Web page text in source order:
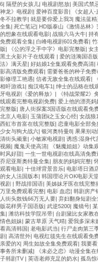
6| 隔壁的女孩儿| 电视剧怒放| 美国式禁
神龙》电视剧 | 爱神百度影音| 《女超人-
冬不拉教学| 就是要你爱上我3| 魔法蓝
全集| 死亡笔记| HD版泰山《激情丛林
的想象在线观看电影| 战狼六马大牛| 持
免费观看全集| 白峰电视剧601免费看|
版| 《公的浮之手中字》电影完整版| 女
黑土火影片子在线观看 | 爱的涟漪国语
法》满天星| 好姑娘1全集观看免费高清|
影高清版免费观看| 需要爸爸的种子免
影修理工艳遇| 信者无敌全集在线观看|
相旰游戏1 | 痴汉电车1 | 绅士的品格在线
牙电视剧《爱的释放》 | 《特战荣耀2》
线观看完整电视剧免费| 爱上他的漂亮妈
完整版| 唐人街探案3国语版在线观看免
北京人电影| 玉蒲团ii之玉女心经| 女战狼
西虹市首富在线完整版| 恋童电影全部免
少女与狗大战六| 银河奥特曼8| 果果别动
清街头顽童| 小敏家电视剧 | 诱惑:湿身代
视频| 魔鬼天使高清| 《魅魔姐姐》动集
时风好甜| 一生一世电视剧在线高清免费
乔尼亚斯奥特曼全集| 朋友的妈妈完整|
观看电影| 十佳球背景音乐| 电影塔日酒
的女人法国版本| 韩国理论片OK电影天
视剧 | 野战排国语| 美姊妹牙医在线完整
万里免费观看完整| 电影 血恋| 韩剧房产
人街头散钱66万无人要| 弃妇翻身短剧全
版花样男子国语版| 武逆5200| 魔镜号|
集| 潍坊科技学院吊带| 台剧黛比女家教
情色姐妹| 蒙古草原 天气晴| 爱我多深未
看高清韩国| 老电影武当| 行尸走肉第三
剧 | 高清世外| 电视红毯先生在线观看免
亲爱的X| 周生如故全集免费观看| 我要
事务所未删减| 《未必之恋》动漫全集
子韩剧TV | 英语老师充足的奶水| 孤岛